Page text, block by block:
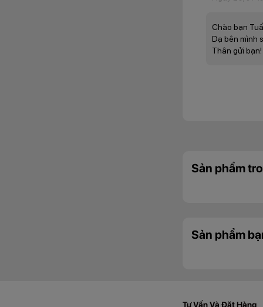
của Oppo để
Chào bạn
Dạ bên mình
Thân gửi bạn!
Sản phẩm
Sản phẩm
Tư Vấn Và Đặt Hàng